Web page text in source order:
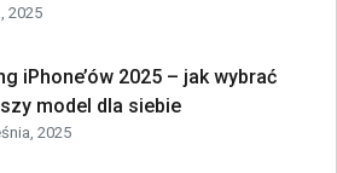
2025
iPhone’ów 2025 – jak wybrać
model dla siebie
2025